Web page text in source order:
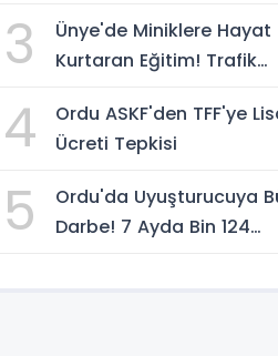
3
Ünye'de Miniklere Hayat
Kurtaran Eğitim! Trafik
4
Ordu ASKF'den TFF'ye
Ücreti Tepkisi
5
Ordu'da Uyuşturucuya
Darbe! 7 Ayda Bin 124